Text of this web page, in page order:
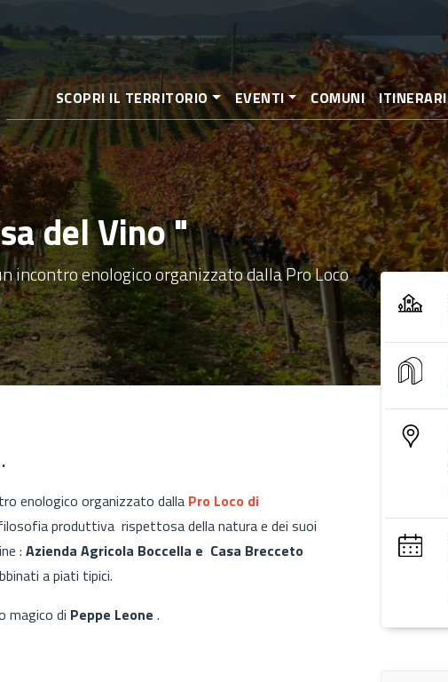
al
contenuto
principale
SCOPRI IL TERRITORIO EVENTI COMUNI ITINERARI
del Vino "
incontro enologico organizzato dalla Pro Loco
enologico organizzato dalla Pro Loco di
produttiva rispettosa della natura e dei suoi
: Azienda Agricola Boccella e Casa Brecceto
a piati tipici.
magico di Peppe Leone .